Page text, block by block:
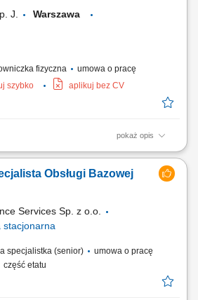
J.
Warszawa
fizyczna
umowa o pracę
szybko aplikuj bez CV
pokaż opis
tras kablowych; Montaż
Montaż urządzeń kontrolnych i
oraz szaf sterowniczych;
Obsługi Bazowej
Services Sp. z o.o.
stacjonarna
specjalistka (senior)
umowa o pracę
część etatu